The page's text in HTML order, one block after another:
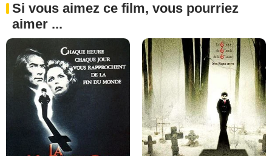
Si vous aimez ce film, vous pourriez
aimer ...